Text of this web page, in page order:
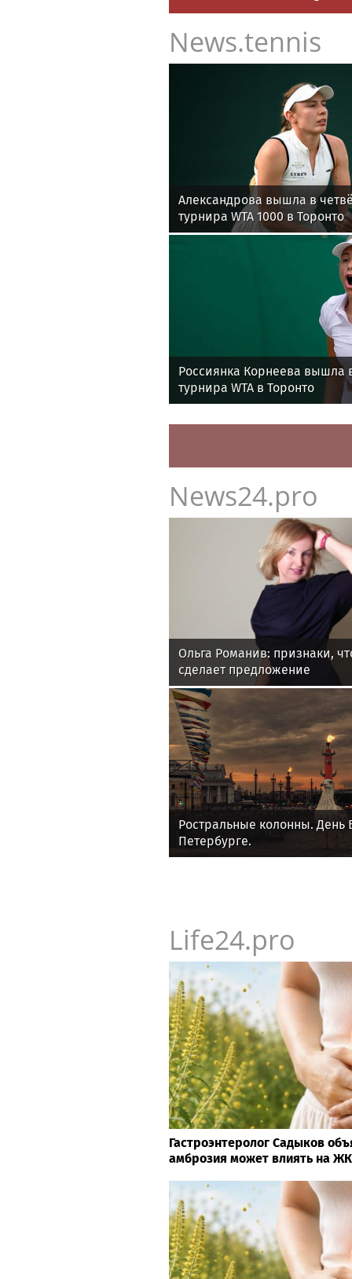
News.tennis
Александрова вышла в
турнира WTA 1000 в Торонто
Россиянка Корнеева вышла
турнира WTA в Торонто
News24.pro
Ольга Романив: признаки,
сделает предложение
Ростральные колонны. День
Петербурге.
Life24.pro
Гастроэнтеролог Садыков
амброзия может влиять на